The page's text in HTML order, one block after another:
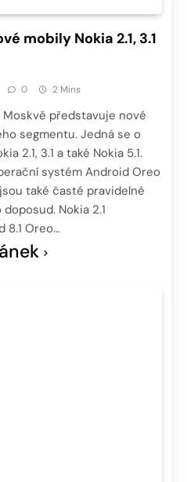
mobily Nokia 2.1, 3.1
0 2 Mins
Moskvě představuje nové
segmentu. Jedná se o
2.1, 3.1 a také Nokia 5.1.
systém Android Oreo
také časté pravidelné
Nokia 2.1
8.1 Oreo…